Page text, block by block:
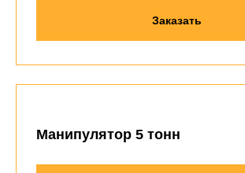
Заказать
Манипулятор 5 тонн